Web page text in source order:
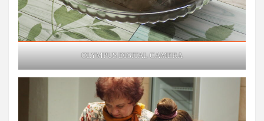
OLYMPUS DIGITAL CAMERA